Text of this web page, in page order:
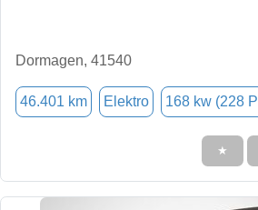
Dormagen, 41540
46.401 km Elektro 168 kw (228
★